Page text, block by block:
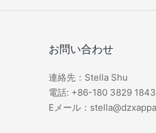
お問い合わせ
連絡先：Stella Shu
電話: +86-180 3829 1843
Eメール：